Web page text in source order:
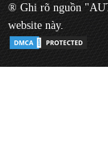
® Ghi rõ nguồn
website này.